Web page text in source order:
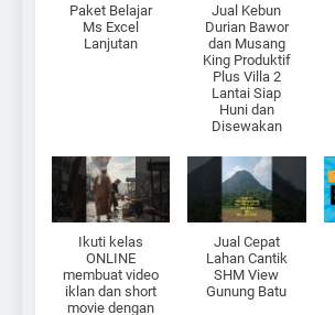
Paket Belajar
Ms Excel
Lanjutan
Jual Kebun
Durian Bawor
dan Musang
King Produktif
Plus Villa 2
Lantai Siap
Huni dan
Disewakan
Ikuti kelas
ONLINE
membuat video
iklan dan short
movie dengan
Jual Cepat
Lahan Cantik
SHM View
Gunung Batu